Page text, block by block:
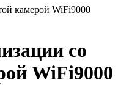
камерой WiFi9000
со
WiFi9000